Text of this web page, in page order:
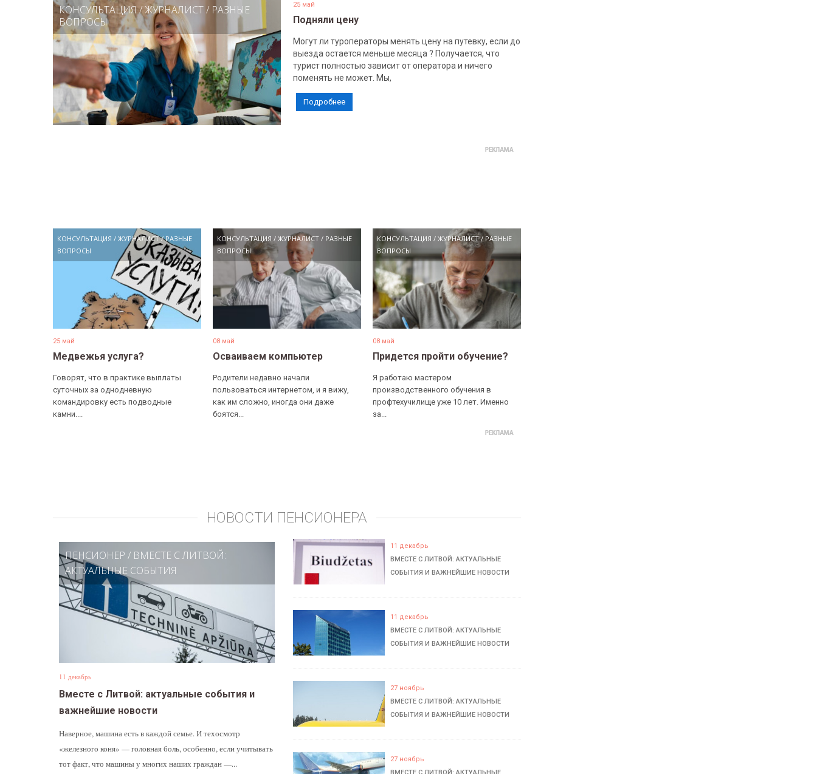
КОНСУЛЬТАЦИЯ/ЖУРНАЛИСТ/ РАЗНЫЕ
ВОПРОСЫ
25 май
Подняли цену
Могут ли туроператоры менять цену на путевку, если до
выезда остается меньше месяца ? Получается, что
турист полностью зависит от оператора и ничего
поменять не может. Мы,
Подробнее
КОНСУЛЬТАЦИЯ / ЖУРНАЛИСТ/РАЗНЫЕ
ВОПРОСЫ
25 май
Медвежья услуга?
Говорят, что в практике выплаты
суточных за однодневную
командировку есть подводные
камни....
КОНСУЛЬТАЦИЯ /ЖУРНАЛИСТ / РАЗНЫЕ
ВОПРОСЫ
08 май
Осваиваем компьютер
Родители недавно начали
пользоваться интернетом, и я вижу,
как им сложно, иногда они даже
боятся...
КОНСУЛЬТАЦИЯ /ЖУРНАЛИСТ/ РАЗНЫЕ
ВОПРОСЫ
08 май
Придется пройти обучение?
Я работаю мастером
производственного обучения в
профтехучилище уже 10 лет. Именно
за...
НОВОСТИ ПЕНСИОНЕРА
ПЕНСИОНЕР / ВМЕСТЕ С ЛИТВОЙ:
АКТУАЛЬНЫЕ СОБЫТИЯ
11 декабрь
Вместе с Литвой: актуальные события и
важнейшие новости
Наверное, машина есть в каждой семье. И техосмотр
«железного коня» — головная боль, особенно, если учитывать
тот факт, что машины у многих наших граждан —...
11 декабрь
ВМЕСТЕ С ЛИТВОЙ: АКТУАЛЬНЫЕ
СОБЫТИЯ И ВАЖНЕЙШИЕ НОВОСТИ
11 декабрь
ВМЕСТЕ С ЛИТВОЙ: АКТУАЛЬНЫЕ
СОБЫТИЯ И ВАЖНЕЙШИЕ НОВОСТИ
27 ноябрь
ВМЕСТЕ С ЛИТВОЙ: АКТУАЛЬНЫЕ
СОБЫТИЯ И ВАЖНЕЙШИЕ НОВОСТИ
27 ноябрь